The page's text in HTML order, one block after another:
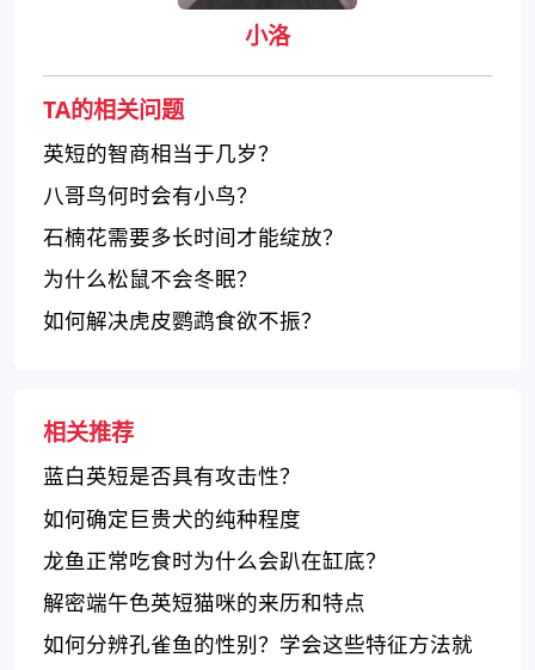
小洛
TA的相关问题
英短的智商相当于几岁？
八哥鸟何时会有小鸟？
石楠花需要多长时间才能绽放？
为什么松鼠不会冬眠？
如何解决虎皮鹦鹉食欲不振？
相关推荐
蓝白英短是否具有攻击性？
如何确定巨贵犬的纯种程度
龙鱼正常吃食时为什么会趴在缸底？
解密端午色英短猫咪的来历和特点
如何分辨孔雀鱼的性别？学会这些特征方法就